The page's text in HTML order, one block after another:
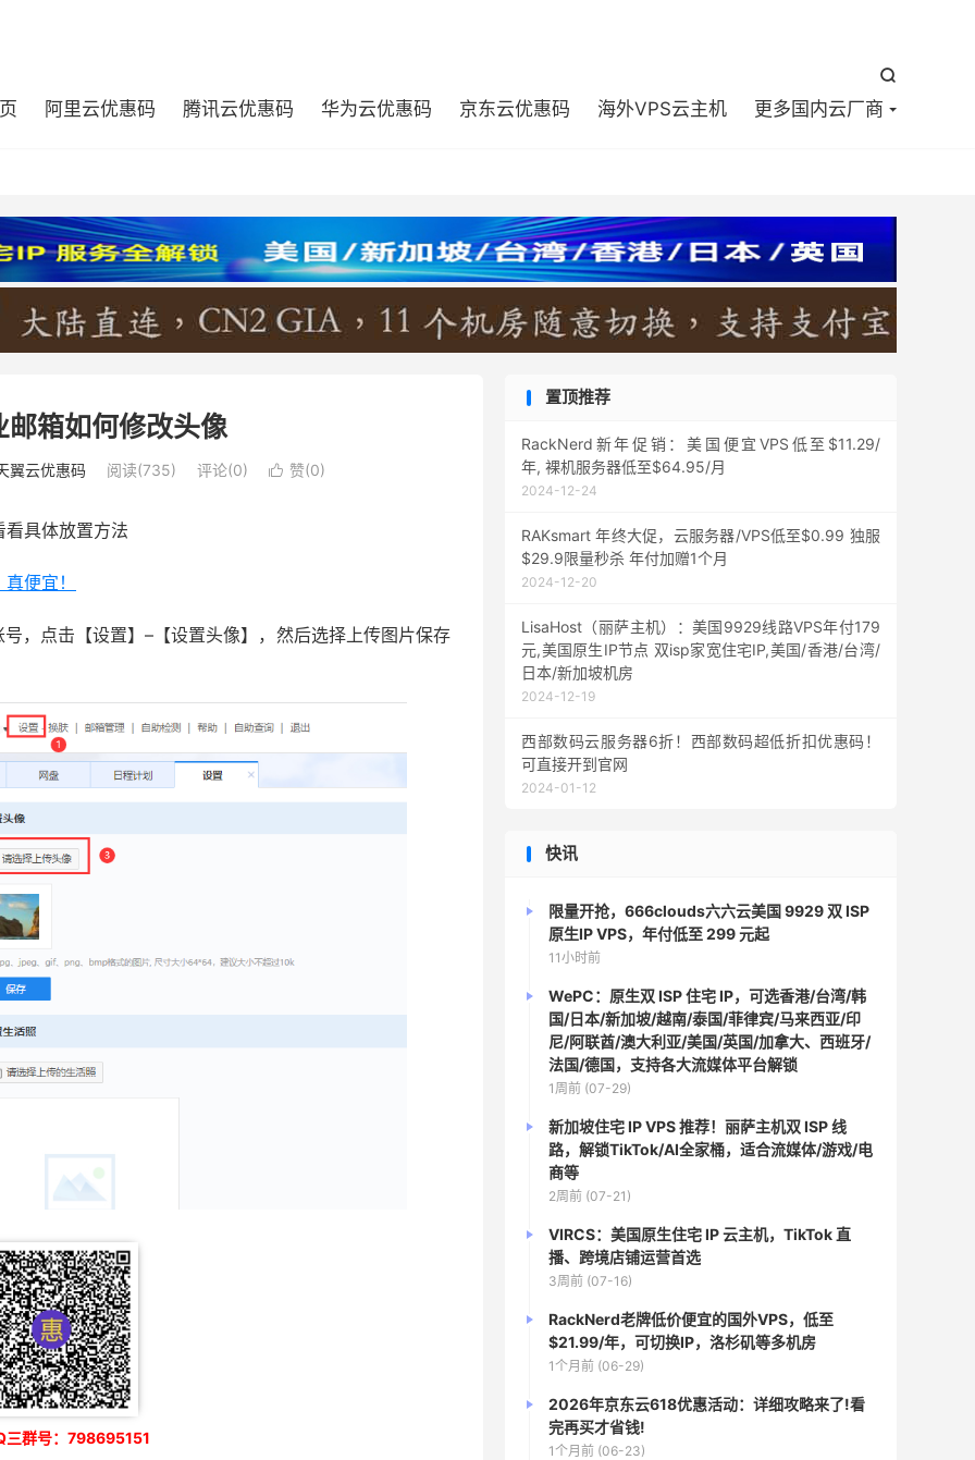

阿里云优惠码 腾讯云优惠码 华为云优惠码 京东云优惠码 海外VPS云主机 更多国内云厂商
邮箱如何修改头像
翼云优惠码 阅读(735) 评论(0)  赞(0)
具体放置方法
便宜！
，点击【设置】–【设置头像】，然后选择上传图片保存
三群号：798695151
置顶推荐
RackNerd新年促销：美国便宜VPS低至$11.29/
年, 裸机服务器低至$64.95/月
2024-12-24
RAKsmart 年终大促，云服务器/VPS低至$0.99 独服
$29.9限量秒杀 年付加赠1个月
2024-12-20
LisaHost（丽萨主机）：美国9929线路VPS年付179
元,美国原生IP节点 双isp家宽住宅IP,美国/香港/台湾/
日本/新加坡机房
2024-12-19
西部数码云服务器6折！西部数码超低折扣优惠码！
可直接开到官网
2024-01-12
快讯
限量开抢，666clouds六六云美国 9929 双 ISP
原生IP VPS，年付低至 299 元起
11小时前
WePC：原生双 ISP 住宅 IP，可选香港/台湾/韩
国/日本/新加坡/越南/泰国/菲律宾/马来西亚/印
尼/阿联酋/澳大利亚/美国/英国/加拿大、西班牙/
法国/德国，支持各大流媒体平台解锁
1周前 (07-29)
新加坡住宅 IP VPS 推荐！丽萨主机双 ISP 线
路，解锁TikTok/AI全家桶，适合流媒体/游戏/电
商等
2周前 (07-21)
VIRCS：美国原生住宅 IP 云主机，TikTok 直
播、跨境店铺运营首选
3周前 (07-16)
RackNerd老牌低价便宜的国外VPS，低至
$21.99/年，可切换IP，洛杉矶等多机房
1个月前 (06-29)
2026年京东云618优惠活动：详细攻略来了!看
完再买才省钱!
1个月前 (06-23)